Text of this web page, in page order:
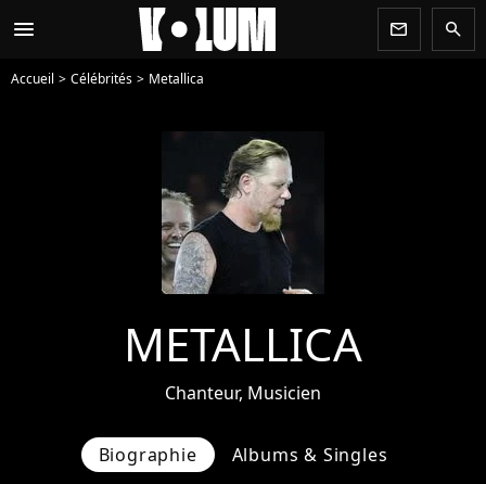
menu newsletter search
Accueil Célébrités Metallica
METALLICA
Chanteur, Musicien
Biographie Albums & Singles